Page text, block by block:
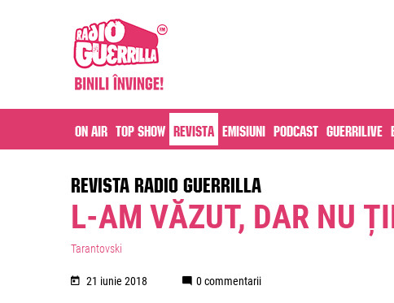
On air Top Show Revista Emisiuni Podcast Guerrilive
REVISTA RADIO GUERRILLA
L-AM VĂZUT, DAR NU
Tarantovski
21 iunie 2018 0 commentarii